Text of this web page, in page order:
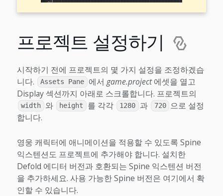
프로젝트 설정하기
시작하기 전에 프로젝트의 몇 가지 설정을 조정하겠습
니다.
Assets Pane 에서 game.project에셋을 열고
Display 섹션까지 아래로 스크롤합니다. 프로젝트의
width 와 height 를 각각 1280 과 720 으로 설정
합니다.
영웅 캐릭터에 애니메이션을 적용할 수 있도록 Spine
익스텐션도 프로젝트에 추가해야 합니다. 설치한
Defold 에디터 버전과 호환되는 Spine 익스텐션 버전
을 추가하세요. 사용 가능한 Spine 버전은 여기에서 확
인할 수 있습니다.